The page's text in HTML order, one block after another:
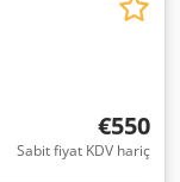
€550
Sabit fiyat KDV hariç